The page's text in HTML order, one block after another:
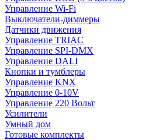
Управление Wi-Fi
Выключатели-диммеры
Датчики движения
Управление TRIAC
Управление SPI-DMX
Управление DALI
Кнопки и тумблеры
Управление KNX
Управление 0-10V
Управление 220 Вольт
Усилители
Умный дом
Готовые комплекты